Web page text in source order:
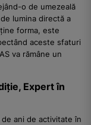
o de umezeală
lumina directă a
forma, este
aceste sfaturi
va rămâne un
Expert în
ani de activitate în